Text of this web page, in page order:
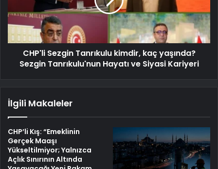
CHP'li Sezgin Tanrıkulu kimdir, kaç yaşında?
Sezgin Tanrıkulu'nun Hayatı ve Siyasi Kariyeri
İlgili Makaleler
CHP’li Kış: “Emeklinin
Gerçek Maaşı
Yükseltilmiyor; Yalnızca
Açlık Sınırının Altında